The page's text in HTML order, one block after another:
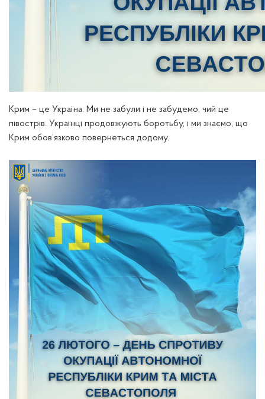
Крим – це Україна. Ми не забули і не забудемо, чий це
півострів. Українці продовжують боротьбу, і ми знаємо, що
Крим обов’язково повернеться додому.